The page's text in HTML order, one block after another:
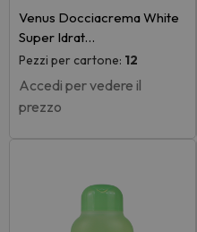
Venus Docciacrema White
Super Idrat…
Pezzi per cartone: 12
Accedi per vedere il
prezzo